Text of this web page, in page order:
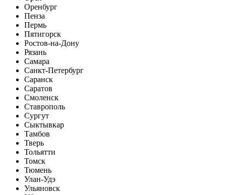
Оренбург
Пенза
Пермь
Пятигорск
Ростов-на-Дону
Рязань
Самара
Санкт-Петербург
Саранск
Саратов
Смоленск
Ставрополь
Сургут
Сыктывкар
Тамбов
Тверь
Тольятти
Томск
Тюмень
Улан-Удэ
Ульяновск